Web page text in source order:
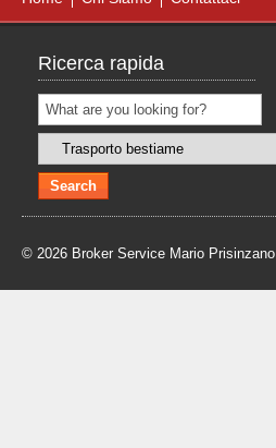
Ricerca rapida
© 2026 Broker Service Mario Prisinzano